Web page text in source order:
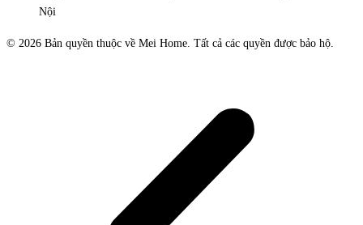
Nội
© 2026 Bản quyền thuộc về Mei Home. Tất cả các quyền được bảo hộ.